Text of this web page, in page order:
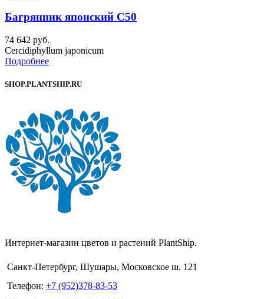
Багрянник японский C50
74 642 руб.
Cercidiphyllum japonicum
Подробнее
SHOP.PLANTSHIP.RU
Интернет-магазин цветов и растений PlantShip.
Санкт-Петербург, Шушары, Московское ш. 121
Телефон: +7 (952)378-83-53